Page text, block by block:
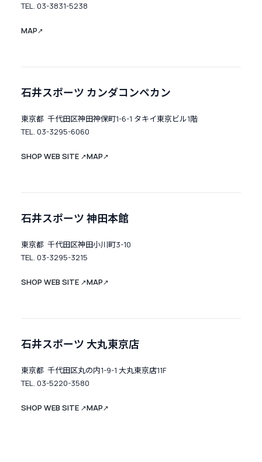
TEL. 03-3831-5238
MAP↗
石井スポーツ カンダコンペカン
東京都 千代田区神田神保町1-6-1 タキイ東京ビル1階
TEL. 03-3295-6060
SHOP WEB SITE ↗MAP↗
石井スポーツ 神田本館
東京都 千代田区神田小川町3-10
TEL. 03-3295-3215
SHOP WEB SITE ↗MAP↗
石井スポーツ 大丸東京店
東京都 千代田区丸の内1-9-1 大丸東京店11F
TEL. 03-5220-3580
SHOP WEB SITE ↗MAP↗